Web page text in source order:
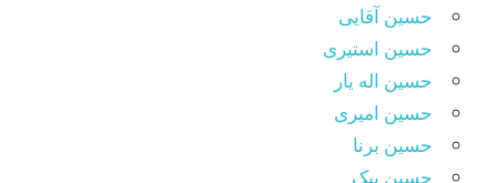
حسین آقایی
حسین استیری
حسین اله یار
حسین امیری
حسین برنا